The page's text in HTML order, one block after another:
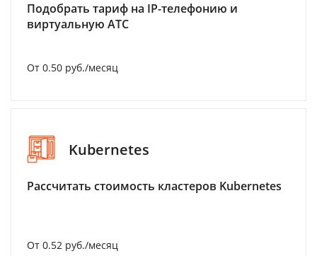
Подобрать тариф на IP-телефонию и
виртуальную АТС
От 0.50 руб./месяц
Kubernetes
Рассчитать стоимость кластеров Kubernetes
От 0.52 руб./месяц